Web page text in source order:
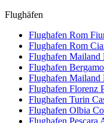
Flughäfen
Flughafen Rom
Flughafen Rom
Flughafen Mailand
Flughafen
Flughafen Mailand
Flughafen Florenz
Flughafen Turin
Flughafen Olbia
Flughafen Pescara